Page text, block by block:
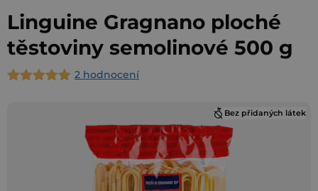
Linguine Gragnano ploché
těstoviny semolinové 500 g
Průměrné
2 hodnocení
Bez přidaných látek